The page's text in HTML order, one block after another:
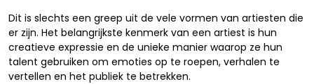
Dit is slechts een greep uit de vele vormen van artiesten die
er zijn. Het belangrijkste kenmerk van een artiest is hun
creatieve expressie en de unieke manier waarop ze hun
talent gebruiken om emoties op te roepen, verhalen te
vertellen en het publiek te betrekken.